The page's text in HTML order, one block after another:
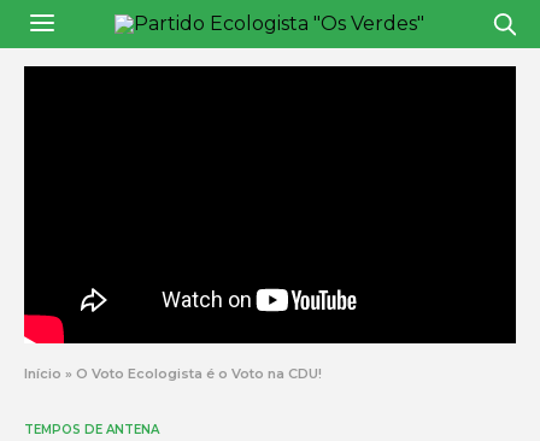
Início » O Voto Ecologista é o Voto na CDU!
TEMPOS DE ANTENA